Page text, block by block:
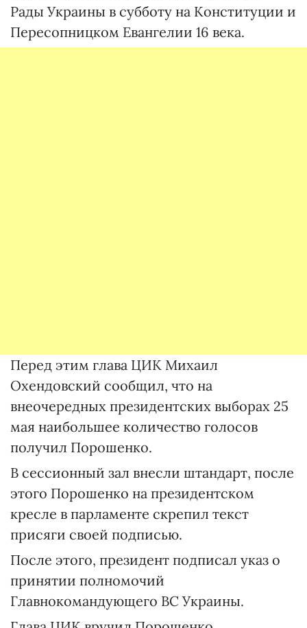
Рады Украины в субботу на Конституции и
Пересопницком Евангелии 16 века.
Перед этим глава ЦИК Михаил
Охендовский сообщил, что на
внеочередных президентских выборах 25
мая наибольшее количество голосов
получил Порошенко.
В сессионный зал внесли штандарт, после
этого Порошенко на президентском
кресле в парламенте скрепил текст
присяги своей подписью.
После этого, президент подписал указ о
принятии полномочий
Главнокомандующего ВС Украины.